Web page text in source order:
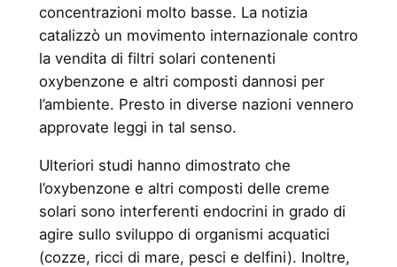
concentrazioni molto basse. La notizia
catalizzò un movimento internazionale contro
la vendita di filtri solari contenenti
oxybenzone e altri composti dannosi per
l’ambiente. Presto in diverse nazioni vennero
approvate leggi in tal senso.
Ulteriori studi hanno dimostrato che
l’oxybenzone e altri composti delle creme
solari sono interferenti endocrini in grado di
agire sullo sviluppo di organismi acquatici
(cozze, ricci di mare, pesci e delfini). Inoltre,